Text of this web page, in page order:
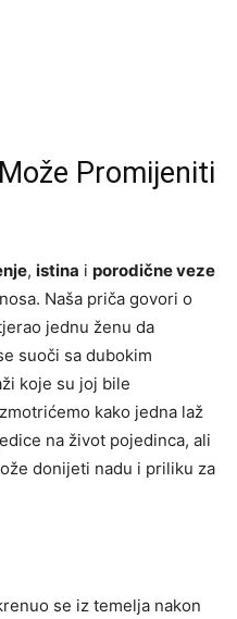
Promijeniti
, istina i porodične veze
Naša priča govori o
jednu ženu da
suoči sa dubokim
koje su joj bile
kako jedna laž
na život pojedinca, ali
donijeti nadu i priliku za
se iz temelja nakon